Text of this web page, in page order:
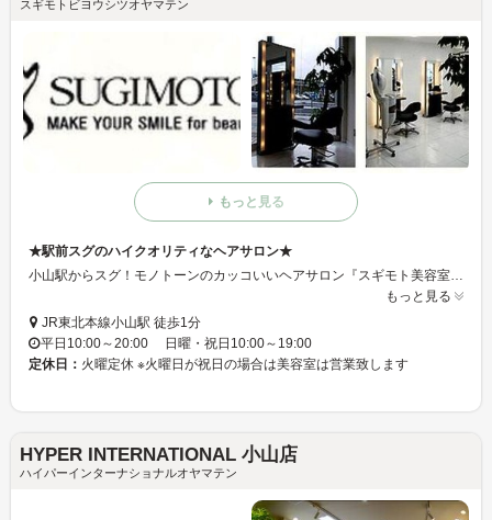
スギモトビヨウシツオヤマテン
もっと見る
★駅前スグのハイクオリティなヘアサロン★
もっと見る
JR東北本線小山駅 徒歩1分
平日10:00～20:00 日曜・祝日10:00～19:00
定休日： 火曜定休 ※火曜日が祝日の場合は美容室は営業致します
HYPER INTERNATIONAL 小山店
ハイパーインターナショナルオヤマテン